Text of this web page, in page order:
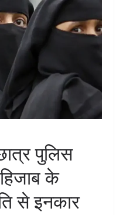
पुलिस
के
से इनकार